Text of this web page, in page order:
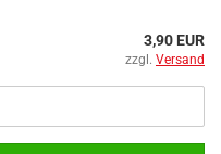
3,90 EUR
zzgl. Versand